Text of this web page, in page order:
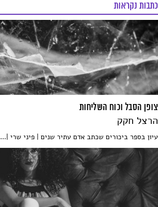
כתבות נקראות
צופן הסבל וכוח השליחות
הרצל חקק
עיון בספר ביכורים שכתב אדם עתיר שנים | פיני שרי |...